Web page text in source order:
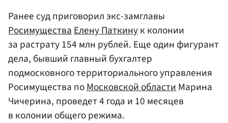
Ранее суд приговорил экс-замглавы
РосимуществаЕлену Паткинук колонии
за растрату 154 млн рублей. Еще один фигурант
дела, бывший главный бухгалтер
подмосковного территориального управления
Росимущества поМосковской областиМарина
Чичерина, проведет 4 года и 10 месяцев
в колонии общего режима.